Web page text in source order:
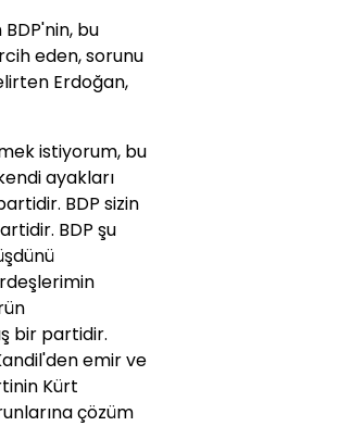
bu
eden, sorunu
Erdoğan,
istiyorum, bu
ayakları
BDP sizin
BDP şu
bir partidir.
emir ve
Kürt
çözüm